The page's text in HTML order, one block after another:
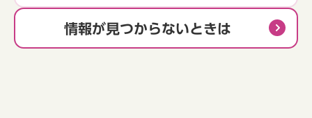
情報が見つからないときは